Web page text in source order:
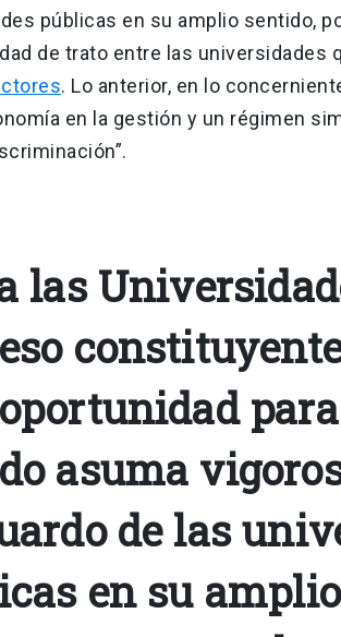
públicas en su amplio sentido,
de trato entre las universidades
. Lo anterior, en lo
en la gestión y un régimen
las
asuma
de las
en su